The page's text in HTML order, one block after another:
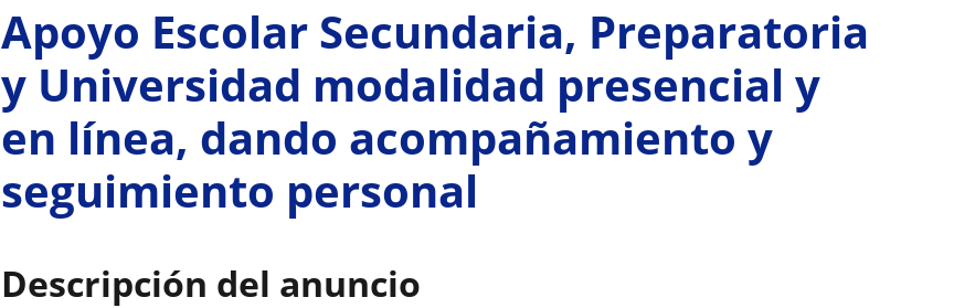
Apoyo Escolar Secundaria, Preparatoria
y Universidad modalidad presencial y
en línea, dando acompañamiento y
seguimiento personal
Descripción del anuncio